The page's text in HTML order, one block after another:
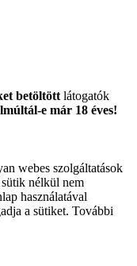
betöltött látogatók
e már 18 éves!
webes szolgáltatások
nélkül nem
használatával
a sütiket. További